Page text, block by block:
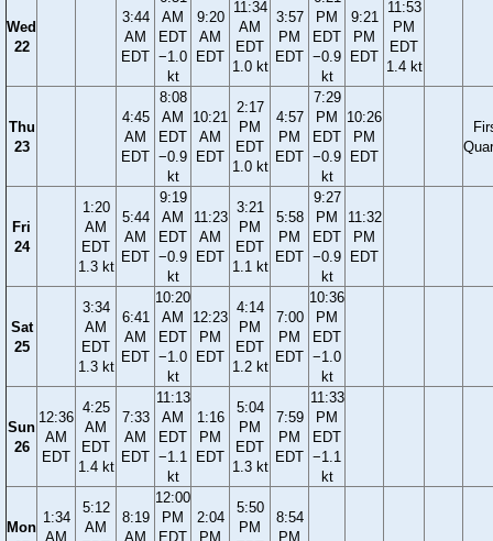
Wed
22
3:44
AM
EDT
AM
EDT
−1.0
kt
9:20
AM
EDT
11:34
AM
EDT
1.0 kt
3:57
PM
EDT
PM
EDT
−0.9
kt
9:21
PM
EDT
11:53
PM
EDT
1.4 kt
Thu
23
4:45
AM
EDT
8:08
AM
EDT
−0.9
kt
10:21
AM
EDT
2:17
PM
EDT
1.0 kt
4:57
PM
EDT
7:29
PM
EDT
−0.9
kt
10:26
PM
EDT
Fri
24
1:20
AM
EDT
1.3 kt
5:44
AM
EDT
9:19
AM
EDT
−0.9
kt
11:23
AM
EDT
3:21
PM
EDT
1.1 kt
5:58
PM
EDT
9:27
PM
EDT
−0.9
kt
11:32
PM
EDT
Sat
25
3:34
AM
EDT
1.3 kt
6:41
AM
EDT
10:20
AM
EDT
−1.0
kt
12:23
PM
EDT
4:14
PM
EDT
1.2 kt
7:00
PM
EDT
10:36
PM
EDT
−1.0
kt
Sun
26
12:36
AM
EDT
4:25
AM
EDT
1.4 kt
7:33
AM
EDT
11:13
AM
EDT
−1.1
kt
1:16
PM
EDT
5:04
PM
EDT
1.3 kt
7:59
PM
EDT
11:33
PM
EDT
−1.1
kt
Mon
1:34
AM
5:12
AM
8:19
AM
12:00
PM
EDT
2:04
PM
5:50
PM
8:54
PM